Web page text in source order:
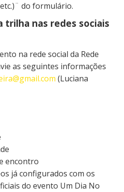
do formulário.
trilha nas redes sociais
na rede social da Rede
as seguintes informações
(Luciana
encontro
já configurados com os
do evento Um Dia No